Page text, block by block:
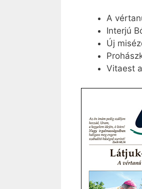
A
Interjú
Új
Vitaest